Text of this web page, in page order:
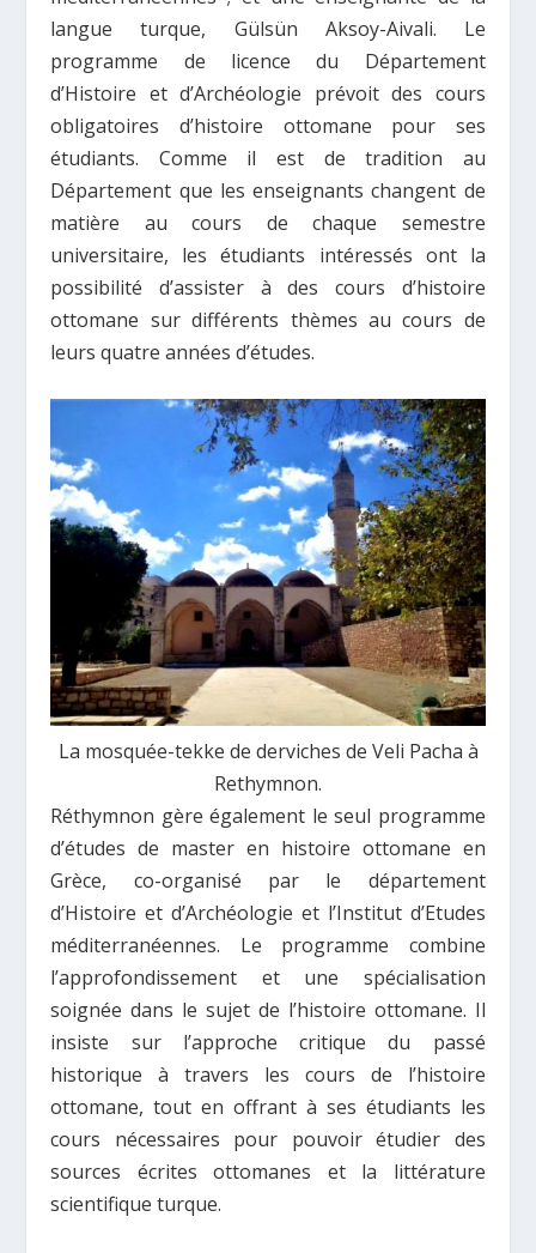
langue turque, Gülsün Aksoy-Aivali. Le
programme de licence du Département
d’Histoire et d’Archéologie prévoit des cours
obligatoires d’histoire ottomane pour ses
étudiants. Comme il est de tradition au
Département que les enseignants changent de
matière au cours de chaque semestre
universitaire, les étudiants intéressés ont la
possibilité d’assister à des cours d’histoire
ottomane sur différents thèmes au cours de
leurs quatre années d’études.
La mosquée-tekke de derviches de Veli Pacha à
Rethymnon.
Réthymnon gère également le seul programme
d’études de master en histoire ottomane en
Grèce, co-organisé par le département
d’Histoire et d’Archéologie et l’Institut d’Etudes
méditerranéennes. Le programme combine
l’approfondissement et une spécialisation
soignée dans le sujet de l’histoire ottomane. Il
insiste sur l’approche critique du passé
historique à travers les cours de l’histoire
ottomane, tout en offrant à ses étudiants les
cours nécessaires pour pouvoir étudier des
sources écrites ottomanes et la littérature
scientifique turque.